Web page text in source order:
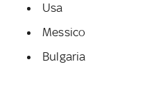
Usa
Messico
Bulgaria